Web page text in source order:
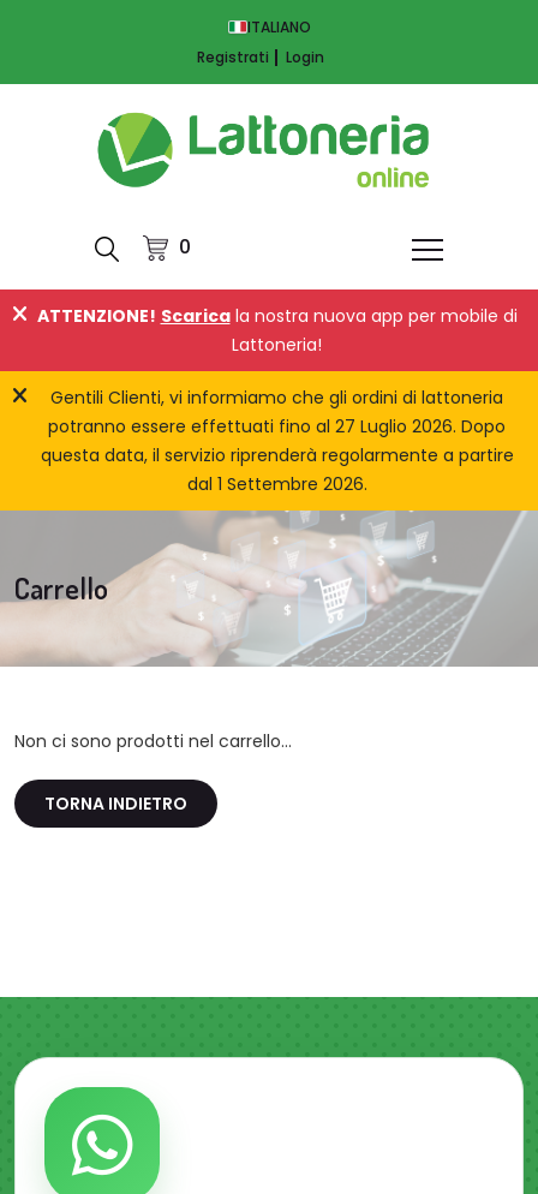
ITALIANO
Registrati
Login
0
ATTENZIONE! Scaricala nostra nuova app per mobile di
Lattoneria!
Gentili Clienti, vi informiamo che gli ordini di lattoneria
potranno essere effettuati fino al 27 Luglio 2026. Dopo
questa data, il servizio riprenderà regolarmente a partire
dal 1 Settembre 2026.
Carrello
Non ci sono prodotti nel carrello...
TORNA INDIETRO